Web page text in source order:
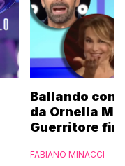
Ballando con
da Ornella
Guerritore
l’esclusiva di
FABIANO MINACCI